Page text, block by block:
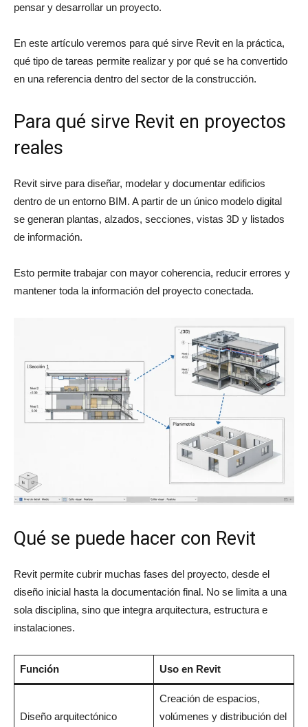
pensar y desarrollar un proyecto.
En este artículo veremos para qué sirve Revit en la práctica,
qué tipo de tareas permite realizar y por qué se ha convertido
en una referencia dentro del sector de la construcción.
Para qué sirve Revit en proyectos
reales
Revit sirve para diseñar, modelar y documentar edificios
dentro de un entorno BIM. A partir de un único modelo digital
se generan plantas, alzados, secciones, vistas 3D y listados
de información.
Esto permite trabajar con mayor coherencia, reducir errores y
mantener toda la información del proyecto conectada.
Qué se puede hacer con Revit
Revit permite cubrir muchas fases del proyecto, desde el
diseño inicial hasta la documentación final. No se limita a una
sola disciplina, sino que integra arquitectura, estructura e
instalaciones.
Función Uso en Revit
Diseño arquitectónico
Creación de espacios,
volúmenes y distribución del